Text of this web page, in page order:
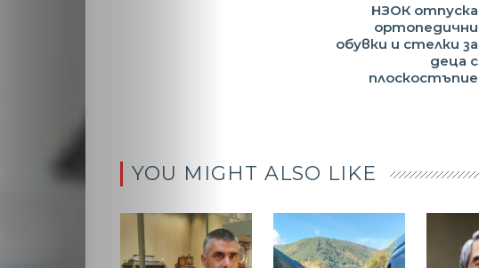
НЗОК отпуска
ортопедични
обувки и стелки за
деца с
плоскостъпие
YOU MIGHT ALSO LIKE